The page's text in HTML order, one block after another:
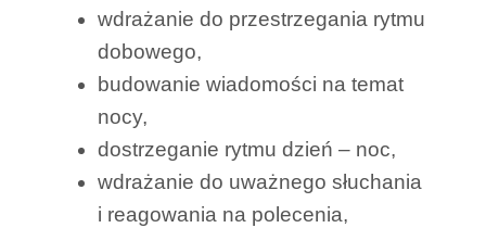
wdrażanie do przestrzegania rytmu
dobowego,
budowanie wiadomości na temat
nocy,
dostrzeganie rytmu dzień – noc,
wdrażanie do uważnego słuchania
i reagowania na polecenia,